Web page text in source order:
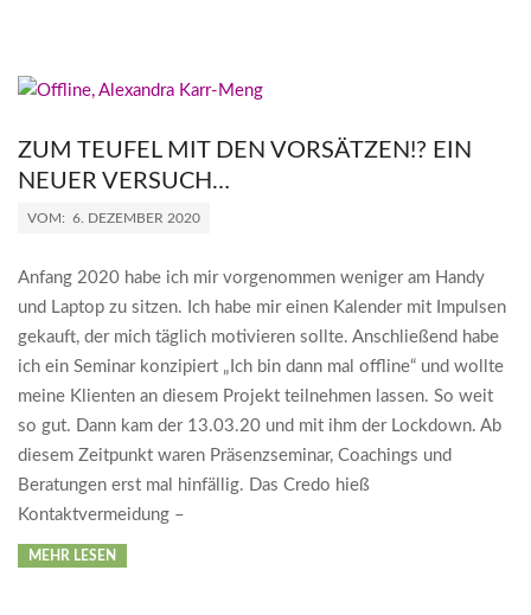
ZUM TEUFEL MIT DEN VORSÄTZEN!? EIN
NEUER VERSUCH…
2020-
06
VOM: 6. DEZEMBER 2020
Anfang 2020 habe ich mir vorgenommen weniger am Handy
und Laptop zu sitzen. Ich habe mir einen Kalender mit Impulsen
gekauft, der mich täglich motivieren sollte. Anschließend habe
ich ein Seminar konzipiert „Ich bin dann mal offline“ und wollte
meine Klienten an diesem Projekt teilnehmen lassen. So weit
so gut. Dann kam der 13.03.20 und mit ihm der Lockdown. Ab
diesem Zeitpunkt waren Präsenzseminar, Coachings und
Beratungen erst mal hinfällig. Das Credo hieß
Kontaktvermeidung –
MEHR LESEN